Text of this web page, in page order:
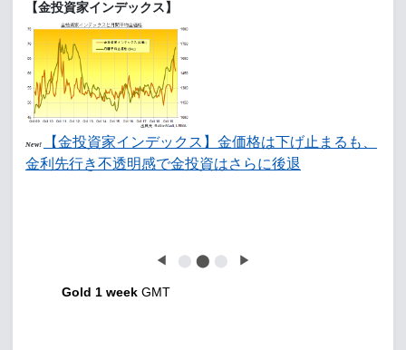
【金投資家インデックス】
New!
【金投資家インデックス】金価格は下げ止まるも、
金利先行き不透明感で金投資はさらに後退
◀ ⬤ ⬤ ⬤ ▶
Gold 1 week GMT